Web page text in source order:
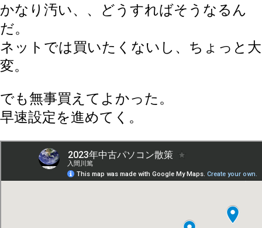
かなり汚い、、どうすればそうなるん
だ。
ネットでは買いたくないし、ちょっと大
変。
でも無事買えてよかった。
早速設定を進めてく。